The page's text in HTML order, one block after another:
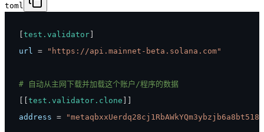
toml
[test.validator]
url
= "https://api.mainnet-beta.solana.com"
# 自动从主网下载并加载这个账户/程序的数据
[ [test.validator.clone ] ]
address =